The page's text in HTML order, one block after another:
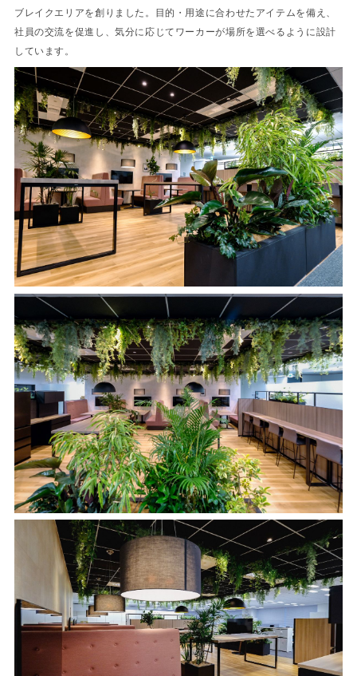
ブレイクエリアを創りました。目的・用途に合わせたアイテムを備え、
社員の交流を促進し、気分に応じてワーカーが場所を選べるように設計
しています。